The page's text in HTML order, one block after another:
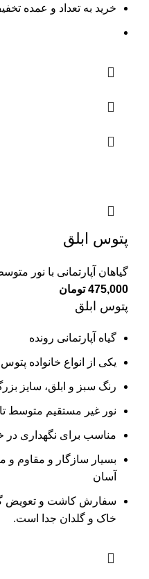
خرید به تعداد و عمده
پتوس ابلق
گیاهان آپارتمانی با نور
475,000 تومان
پتوس ابلق
گیاه آپارتمانی رونده
یکی از انواع خانواده
رنگ سبز و ابلق، سایز
نور غیر مستقیم متوسط تا
مناسب برای نگهداری در
بسیار سازگار و مقاوم و
آسان
سفارش کاشت و تعویض
خاک و گلدان جدا است.